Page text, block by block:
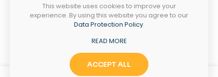
+381 63 47 47 12
+381 63 30 41 05
This website uses cookies to improve your
experience. By using this website you agree to our
Data Protection Policy.
READ MORE
ACCEPT ALL